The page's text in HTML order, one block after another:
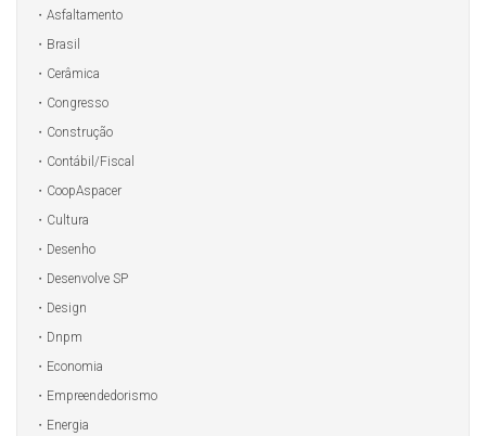
Asfaltamento
Brasil
Cerâmica
Congresso
Construção
Contábil/Fiscal
CoopAspacer
Cultura
Desenho
Desenvolve SP
Design
Dnpm
Economia
Empreendedorismo
Energia